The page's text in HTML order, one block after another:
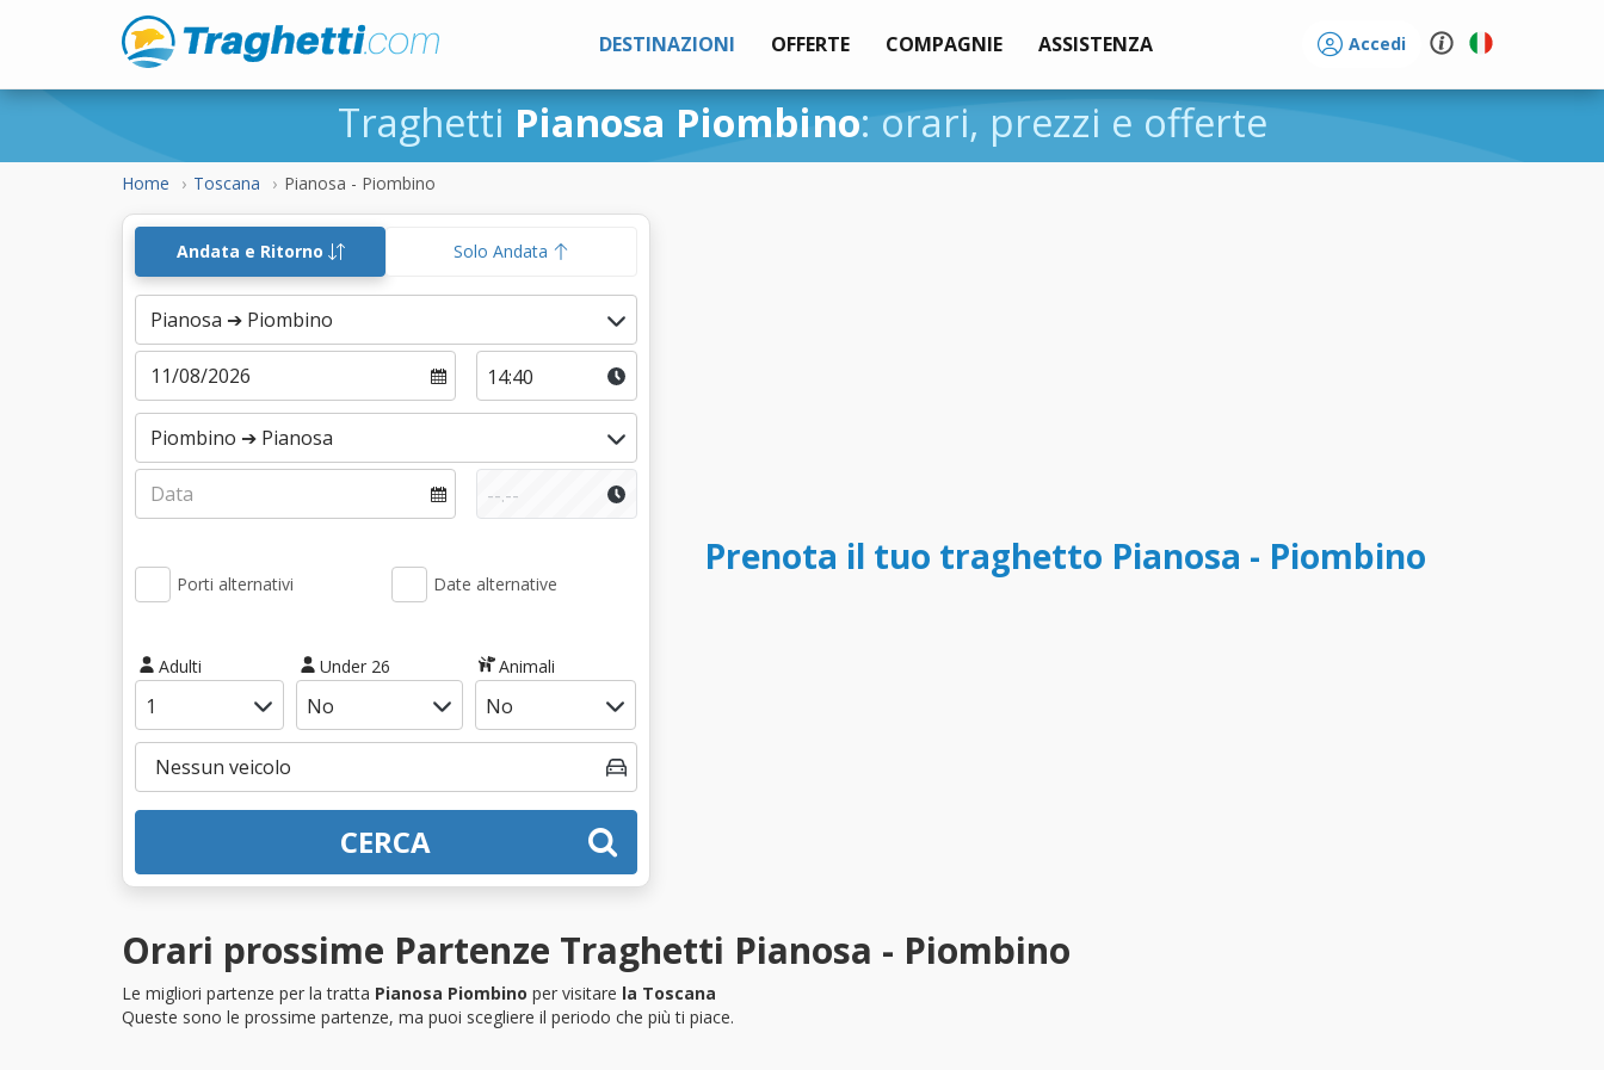
DESTINAZIONI OFFERTE COMPAGNIE ASSISTENZA Accedi
Traghetti Pianosa Piombino: orari, prezzi e offerte
Home Toscana Pianosa - Piombino
Andata e Ritorno Solo Andata
Porti alternativi Date alternative
Adulti Under 26 Animali
CERCA
Prenota il tuo traghetto Pianosa - Piombino
Orari prossime Partenze Traghetti Pianosa - Piombino
Le migliori partenze per la tratta Pianosa Piombino per visitare la Toscana
Queste sono le prossime partenze, ma puoi scegliere il periodo che più ti piace.